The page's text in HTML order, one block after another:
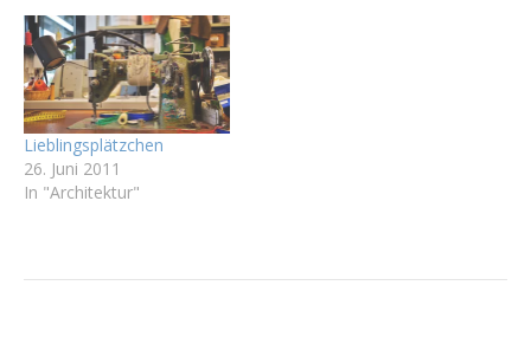
Lieblingsplätzchen
26. Juni 2011
In "Architektur"